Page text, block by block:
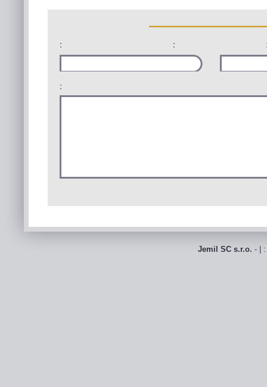
: :
:
Jemil SC s.r.o. - |